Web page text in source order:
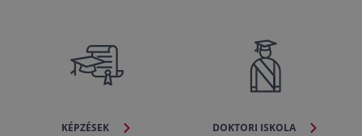
KÉPZÉSEK DOKTORI ISKOLA